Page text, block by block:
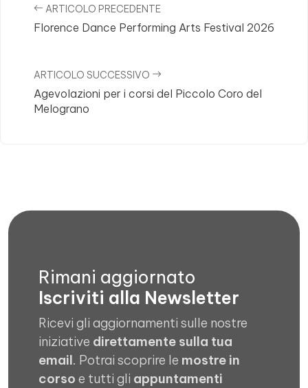
ARTICOLO PRECEDENTE
Florence Dance Performing Arts Festival 2026
ARTICOLO SUCCESSIVO
Agevolazioni per i corsi del Piccolo Coro del
Melograno
Rimani aggiornato
Iscriviti alla Newsletter
Ricevi gli aggiornamenti sulle nostre
iniziative direttamente sulla tua
email. Potrai scoprire le mostre in
corso e tutti gli appuntamenti